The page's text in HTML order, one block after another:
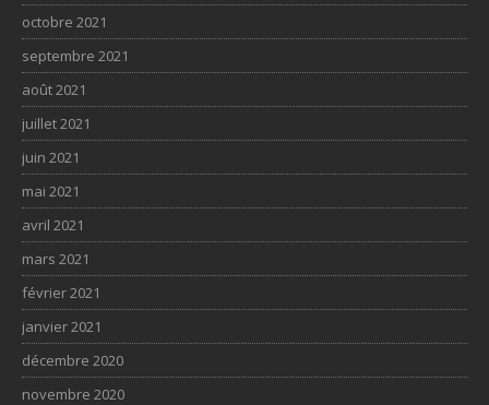
octobre 2021
septembre 2021
août 2021
juillet 2021
juin 2021
mai 2021
avril 2021
mars 2021
février 2021
janvier 2021
décembre 2020
novembre 2020